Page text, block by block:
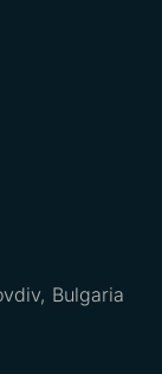
Bulgaria